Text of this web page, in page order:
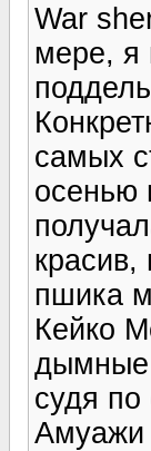
War
мере, я
самых
осенью
пшика
Кейко
дымные
судя по
Амуажи